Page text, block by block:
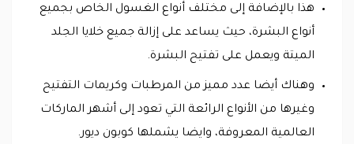
هذا بالإضافة إلى مختلف أنواع الغسول الخاص بجميع
أنواع البشرة، حيث يساعد على إزالة جميع خلايا الجلد
الميتة ويعمل على تفتيح البشرة.
وهناك أيضا عدد مميز من المرطبات وكريمات التفتيح
وغيرها من الأنواع الرائعة التي تعود إلى أشهر الماركات
العالمية المعروفة، وايضا يشملها كوبون ديور.